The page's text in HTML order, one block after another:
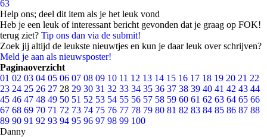
63
Help ons; deel dit item als je het leuk vond
Heb je een leuk of interessant bericht gevonden dat je graag op FOK!
terug ziet? Tip ons dan via de submit!
Zoek jij altijd de leukste nieuwtjes en kun je daar leuk over schrijven?
Meld je aan als nieuwsposter!
Paginaoverzicht
01 02 03 04 05 06 07 08 09 10 11 12 13 14 15 16 17 18 19 20 21 22
23 24 25 26 27 28 29 30 31 32 33 34 35 36 37 38 39 40 41 42 43 44
45 46 47 48 49 50 51 52 53 54 55 56 57 58 59 60 61 62 63 64 65 66
67 68 69 70 71 72 73 74 75 76 77 78 79 80 81 82 83 84 85 86 87 88
89 90 91 92 93 94 95 96 97 98 99 100
Danny